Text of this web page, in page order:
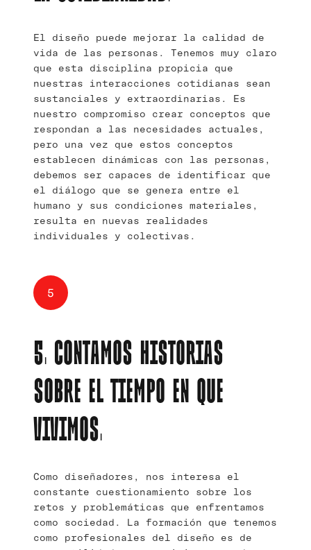
El diseño puede mejorar la calidad de
vida de las personas. Tenemos muy claro
que esta disciplina propicia que
nuestras interacciones cotidianas sean
sustanciales y extraordinarias. Es
nuestro compromiso crear conceptos que
respondan a las necesidades actuales,
pero una vez que estos conceptos
establecen dinámicas con las personas,
debemos ser capaces de identificar que
el diálogo que se genera entre el
humano y sus condiciones materiales,
resulta en nuevas realidades
individuales y colectivas.
5
5. CONTAMOS HISTORIAS
SOBRE EL TIEMPO EN QUE
VIVIMOS.
Como diseñadores, nos interesa el
constante cuestionamiento sobre los
retos y problemáticas que enfrentamos
como sociedad. La formación que tenemos
como profesionales del diseño es de